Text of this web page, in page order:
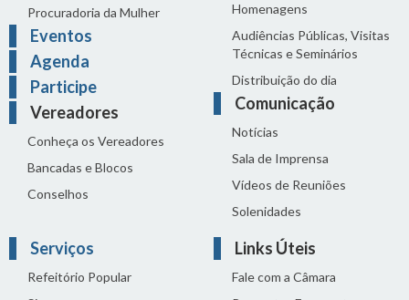
Procuradoria da Mulher
Eventos
Agenda
Participe
Vereadores
Conheça os Vereadores
Bancadas e Blocos
Conselhos
Homenagens
Audiências Públicas, Visitas
Técnicas e Seminários
Distribuição do dia
Comunicação
Notícias
Sala de Imprensa
Vídeos de Reuniões
Solenidades
Serviços
Refeitório Popular
Links Úteis
Fale com a Câmara